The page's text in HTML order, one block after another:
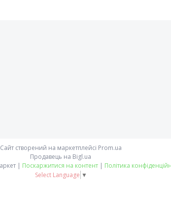
Сайт створений на маркетплейсі Prom.ua
Продавець на Bigl.ua
Інтернет магазин - Маркет | Поскаржитися на контент | Політика
Select Language ▼